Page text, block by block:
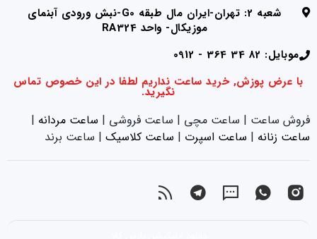
شعبه 2: تهران-ایران مال طبقه G0-نبش ورودی آبنمای
موزیکال- واحد RA324
موبایل: 82 34 364 - 0912
با عرض پوزش, خرید ساعت نداریم لطفا در این خصوص تماس
نگیرید.
فروش ساعت | ساعت مچی | ساعت فروشی | ساعت مردانه |
ساعت زنانه |‌ ساعت اسپرت |‌ ساعت کلاسیک | ساعت برند